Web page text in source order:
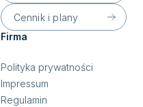
Cennik i plany
Firma
Polityka prywatności
Impressum
Regulamin